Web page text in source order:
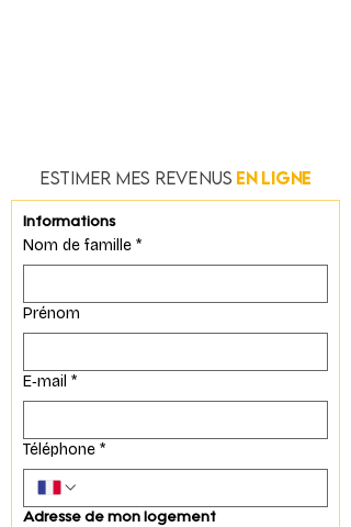
EstimeR MEs revenus En ligne
Informations
Nom de famille *
Prénom
E‑mail *
Téléphone *
Adresse de mon logement